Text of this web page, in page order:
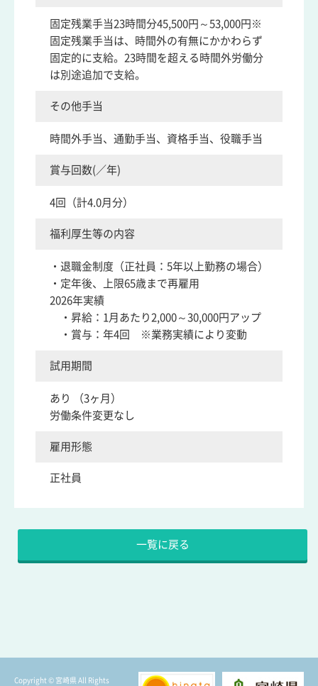
固定残業手当23時間分45,500円～53,000円※
固定残業手当は、時間外の有無にかかわらず
固定的に支給。23時間を超える時間外労働分
は別途追加で支給。
その他手当
時間外手当、通勤手当、資格手当、役職手当
賞与回数(／年)
4回（計4.0月分）
福利厚生等の内容
・退職金制度（正社員：5年以上勤務の場合）
・定年後、上限65歳まで再雇用
2026年実績
・昇給：1月あたり2,000～30,000円アップ
・賞与：年4回 ※業務実績により変動
試用期間
あり （3ヶ月）
労働条件変更なし
雇用形態
正社員
Copyright © 宮崎県 All Rights